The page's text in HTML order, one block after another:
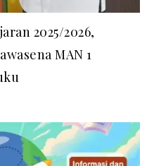
2025/2026,
MAN 1